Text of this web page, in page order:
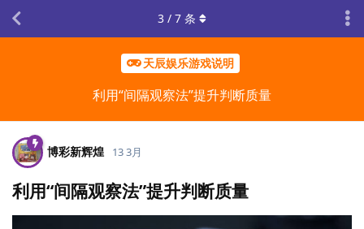
天辰娱乐游戏说明
利用“间隔观察法”提升判断质量
3 / 7 条
博彩新辉煌 13 3月
利用“间隔观察法”提升判断质量